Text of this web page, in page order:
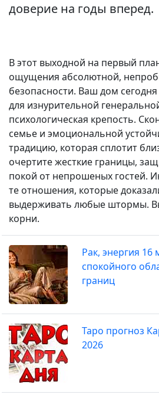
доверие на годы вперед.
В этот выходной на первый
ощущения абсолютной,
безопасности. Ваш дом
для изнурительной
психологическая крепость.
семье и эмоциональной
традицию, которая сплотит
очертите жесткие границы,
покой от непрошеных гостей.
те отношения, которые
выдерживать любые штормы.
корни.
Рак, энергия 16
спокойного
границ
Таро прогноз
2026